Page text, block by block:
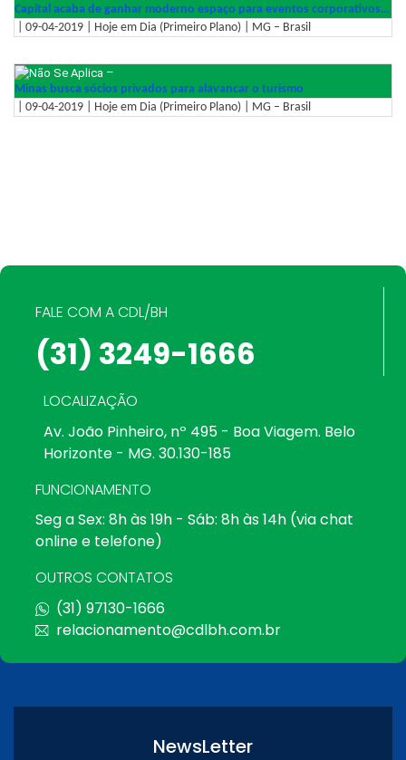
Capital acaba de ganhar moderno espaço para eventos corporativos…
| 09-04-2019 | Hoje em Dia (Primeiro Plano) | MG – Brasil
–
Minas busca sócios privados para alavancar o turismo
| 09-04-2019 | Hoje em Dia (Primeiro Plano) | MG – Brasil
FALE COM A CDL/BH
(31) 3249-1666
LOCALIZAÇÃO
Av. João Pinheiro, nº 495 - Boa Viagem. Belo
Horizonte - MG. 30.130-185
FUNCIONAMENTO
Seg a Sex: 8h às 19h - Sáb: 8h às 14h (via chat
online e telefone)
OUTROS CONTATOS
(31) 97130-1666
relacionamento@cdlbh.com.br
NewsLetter